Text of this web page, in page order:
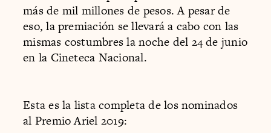
más de mil millones de pesos. A pesar de
eso, la premiación se llevará a cabo con las
mismas costumbres la noche del 24 de junio
en la Cineteca Nacional.
Esta es la lista completa de los nominados
al Premio Ariel 2019: